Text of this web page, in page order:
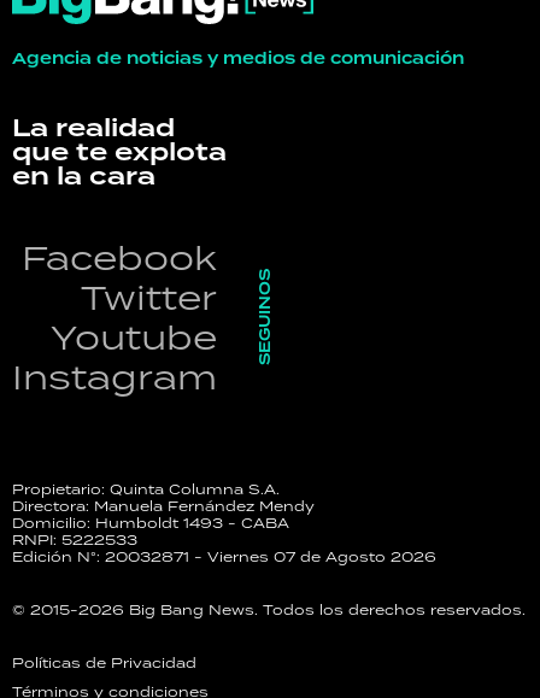
Agencia de noticias y medios de comunicación
La realidad
que te explota
en la cara
Facebook
Twitter
Youtube
Instagram
SEGUINOS
Propietario: Quinta Columna S.A.
Directora: Manuela Fernández Mendy
Domicilio: Humboldt 1493 - CABA
RNPI: 5222533
Edición N°: 20032871 - Viernes 07 de Agosto 2026
© 2015-2026 Big Bang News. Todos los derechos reservados.
Políticas de Privacidad
Términos y condiciones